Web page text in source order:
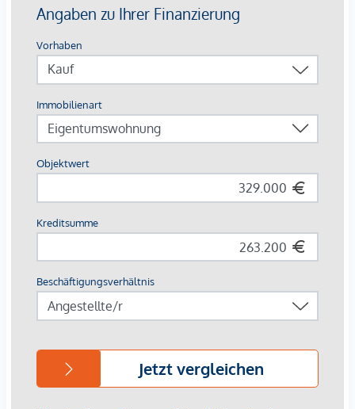
Parkett- und Feinsteinzeugböden
Holzoberflächen & Brettsperrholzdecken
Fußbodenheizung & -temperierung
Außenliegender Sonnenschutz (Raffstores, EG mit
Rollläden)
Moderne Lüftungssysteme mit Fensterspaltlüftern
von EUR 286.000,- bis EUR 1.238.000,- netto zzgl. 20% USt.
Zu erwartender Mietertrag
von ca. EUR 17,50 bis EUR 22,50 netto/m²
40.000,00 netto angekauft werden.
Provisionsfrei für den Käufer!